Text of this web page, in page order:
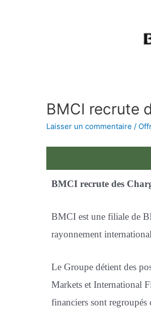
BMCI recrute
Laisser un commentaire /
BMCI recrute des
BMCI est une filiale de
rayonnement
Le Groupe détient des
Markets et International
financiers sont